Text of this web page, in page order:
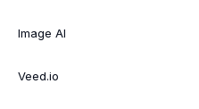
Image AI
Veed.io